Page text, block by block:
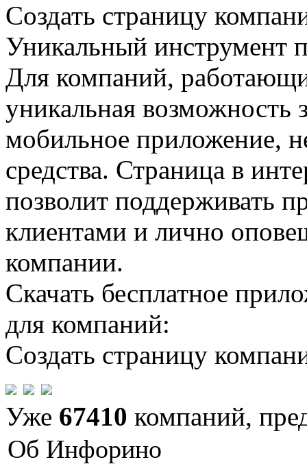
Создать страницу
Уникальный инструмент
Для компаний,
уникальная возможность
мобильное приложение,
средства. Страница в
позволит поддерживать
клиентами и лично
компании.
Скачать бесплатное
для компаний:
Создать страницу
Уже 67410 компаний,
Об Инфорино